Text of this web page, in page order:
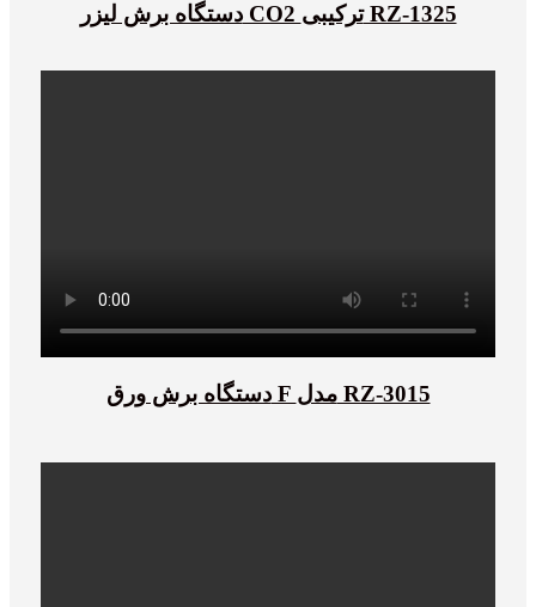
دستگاه برش لیزر CO2 ترکیبی RZ-1325
دستگاه برش ورق F مدل RZ-3015